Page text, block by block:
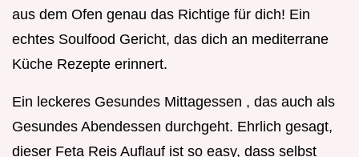
aus dem Ofen genau das Richtige für dich! Ein
echtes Soulfood Gericht, das dich an mediterrane
Küche Rezepte erinnert.
Ein leckeres Gesundes Mittagessen , das auch als
Gesundes Abendessen durchgeht. Ehrlich gesagt,
dieser Feta Reis Auflauf ist so easy, dass selbst